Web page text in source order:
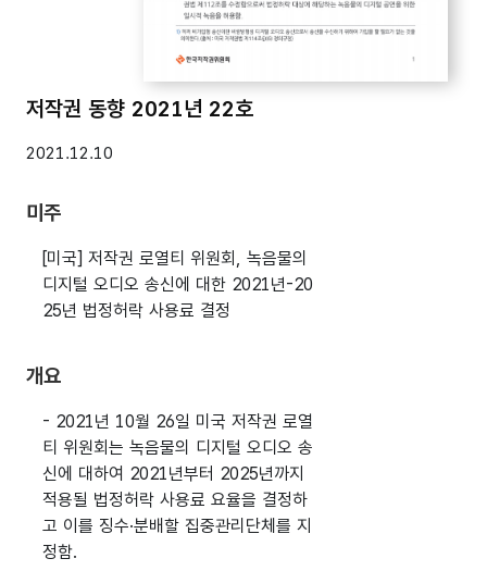
저작권 동향 2021년 22호
2021.12.10
미주
[미국] 저작권 로열티 위원회, 녹음물의
디지털 오디오 송신에 대한 2021년-20
25년 법정허락 사용료 결정
개요
- 2021년 10월 26일 미국 저작권 로열
티 위원회는 녹음물의 디지털 오디오 송
신에 대하여 2021년부터 2025년까지
적용될 법정허락 사용료 요율을 결정하
고 이를 징수·분배할 집중관리단체를 지
정함.